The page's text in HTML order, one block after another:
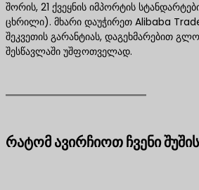
შორის, 21 ქვეყნის იმპორტის
ცხრილი). მხარი დაუჭირეთ Alibaba
შეკვეთის გარანტიას, დაგეხმარებით
შესწავლაში უშფოთველად.
რატომ ავირჩიოთ ჩვენი